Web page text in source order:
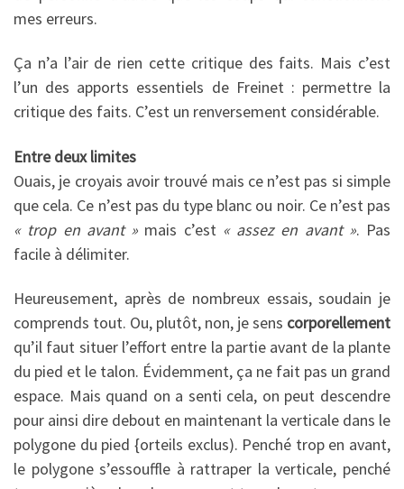
mes erreurs.
Ça n’a l’air de rien cette critique des faits. Mais c’est
l’un des apports essentiels de Freinet : permettre la
critique des faits. C’est un renversement considérable.
Entre deux limites
Ouais, je croyais avoir trouvé mais ce n’est pas si simple
que cela. Ce n’est pas du type blanc ou noir. Ce n’est pas
« trop en avant » mais c’est « assez en avant ». Pas
facile à délimiter.
Heureusement, après de nombreux essais, soudain je
comprends tout. Ou, plutôt, non, je sens corporellement
qu’il faut situer l’effort entre la partie avant de la plante
du pied et le talon. Évidemment, ça ne fait pas un grand
espace. Mais quand on a senti cela, on peut descendre
pour ainsi dire debout en maintenant la verticale dans le
polygone du pied {orteils exclus). Penché trop en avant,
le polygone s’essouffle à rattraper la verticale, penché